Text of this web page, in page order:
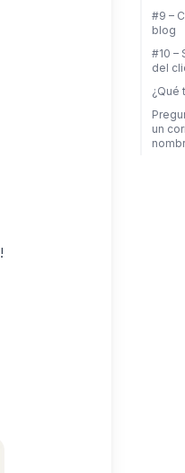
!
#9 –
blog
#10 –
del
¿Qué
un